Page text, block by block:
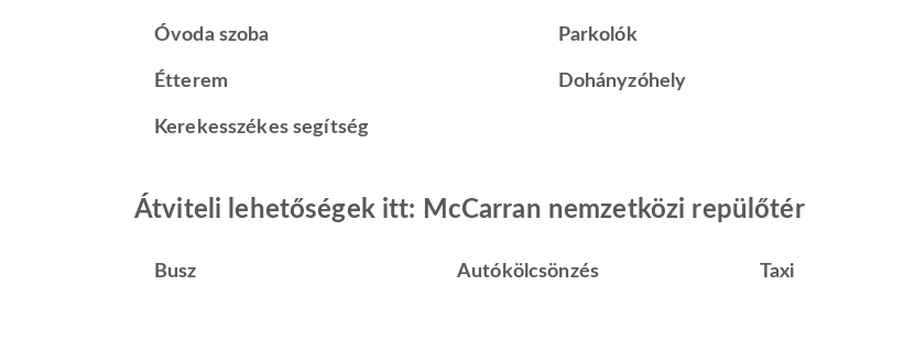
Óvoda szoba Parkolók
Étterem Dohányzóhely
Kerekesszékes segítség
Átviteli lehetőségek itt: McCarran nemzetközi repülőtér
Busz Autókölcsönzés Taxi